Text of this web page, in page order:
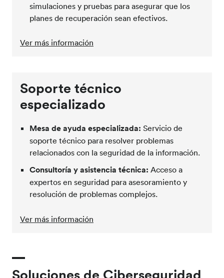
simulaciones y pruebas para asegurar que los
planes de recuperación sean efectivos.
Ver más información
Soporte técnico
especializado
Mesa de ayuda especializada: Servicio de
soporte técnico para resolver problemas
relacionados con la seguridad de la información.
Consultoría y asistencia técnica: Acceso a
expertos en seguridad para asesoramiento y
resolución de problemas complejos.
Ver más información